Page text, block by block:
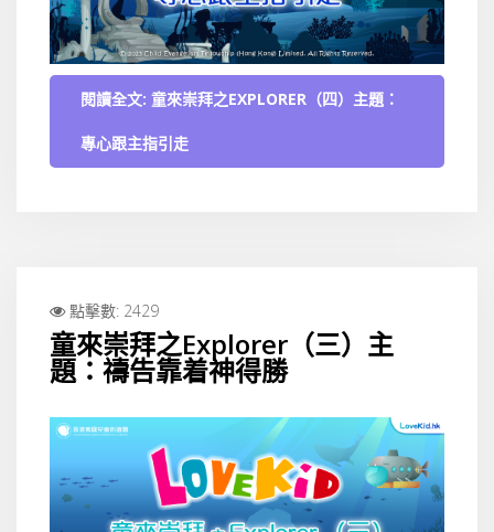
閱讀全文: 童來崇拜之EXPLORER（四）主題：
專心跟主指引走
點擊數: 2429
童來崇拜之Explorer（三）主
題：禱告靠着神得勝